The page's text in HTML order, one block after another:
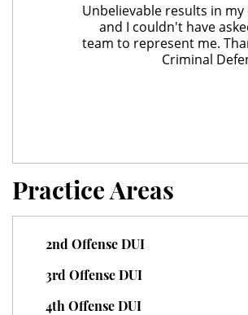
Check Fraud
Credit Card Fraud
Insurance Fraud
Unauthorized Practice of
Unbelievable results in
and I couldn't have
team to represent me.
Criminal
Practice Areas
2nd Offense DUI
3rd Offense DUI
4th Offense DUI